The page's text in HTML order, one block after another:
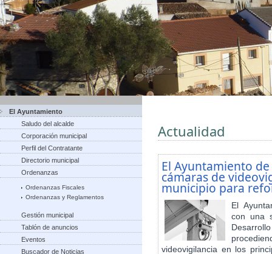
El Ayuntamiento
Saludo del alcalde
Corporación municipal
Perfil del Contratante
Directorio municipal
Ordenanzas
Ordenanzas Fiscales
Ordenanzas y Reglamentos
Gestión municipal
Tablón de anuncios
Eventos
Buscador de Noticias
Actualidad
El Ayuntamiento
cámaras de
municipio para
El
con una
videovigilancia en los